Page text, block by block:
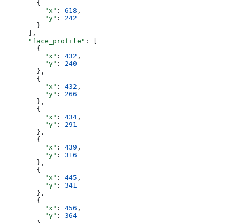
        {
          "x"
: 618 ,
          "y"
: 242
        }
      ],
      "face_profile"
: [
        {
          "x"
: 432 ,
          "y"
: 240
        },
        {
          "x"
: 432 ,
          "y"
: 266
        },
        {
          "x"
: 434 ,
          "y"
: 291
        },
        {
          "x"
: 439 ,
          "y"
: 316
        },
        {
          "x"
: 445 ,
          "y"
: 341
        },
        {
          "x"
: 456 ,
          "y"
: 364